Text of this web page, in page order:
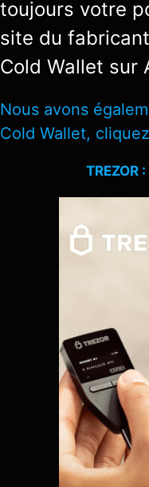
toujours votre
site du
Cold Wallet sur
Nous avons
Cold Wallet,
TREZOR